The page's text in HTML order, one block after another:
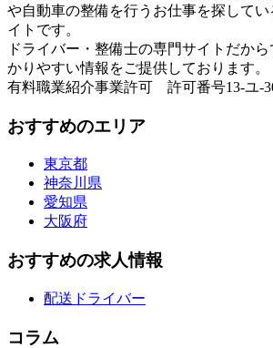
や自動車の整備を行うお仕事を探して
イトです。
ドライバー・整備士の専門サイトだか
かりやすい情報をご提供しております。
有料職業紹介事業許可 許可番号13-ユ-
おすすめのエリア
東京都
神奈川県
愛知県
大阪府
おすすめの求人情報
配送ドライバー
コラム